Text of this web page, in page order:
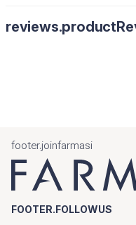
footer.joinfarmasi
FOOTER.FOLLOWUS